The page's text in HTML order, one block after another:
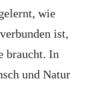
wie
ist,
braucht. In
und Natur